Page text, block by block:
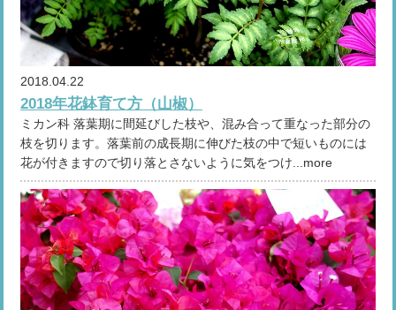
2018.04.22
2018年花鉢育て方（山椒）
ミカン科 落葉期に間延びした枝や、混み合って重なった部分の
枝を切ります。落葉前の成長期に伸びた枝の中で短いものには
花が付きますので切り落とさないように気をつけ...more